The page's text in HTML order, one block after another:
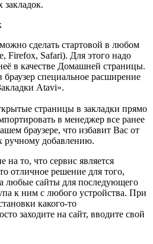
закладок.
сделать стартовой в любом
Firefox, Safari). Для этого надо
в качестве Домашней страницы.
специальное расширение
Atavi».
страницы в закладки прямо
в менеджер все ранее
браузере, что избавит Вас от
ручному добавлению.
то, что сервис является
отличное решение для того,
любые сайты для последующего
к ним с любого устройства. При
какого-то
заходите на сайт, вводите свой